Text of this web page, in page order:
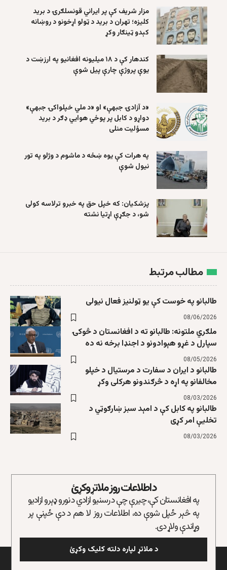
مزار شریف کې پر ایراني قونسلګرۍ د برید
کلیزه؛ تهران د برید د ټولو اړخونو د روښانه
کېدو ټینګار وکړ
کندهار کې د ۱۸ میلیونه افغانیو په ارزښت د
یوې پروژې چارې پیل شوې
«د آزادۍ جبهې» او «د ملي خپلواکۍ جبهې»
دواړو د کابل پر پوځي هوايي ډګر د برید
مسؤلیت منلی
په هرات کې یوه ښځه د ماشوم د وژلو په تور
نیول شوې
پزشکیان: که خپل حق په خبرو ترلاسه کولی
شو، د جګړې اړتیا نشته
مطالب مرتبط
طالبانو په خوست کې یو ټولنیز فعال نیولی
08/06/2026
ملګري ملتونه: طالبانو ته د افغانستان د څوکۍ
سپارل د غړو هېوادونو د اجنډا برخه نه ده
08/05/2026
طالبانو د ایران د سفارت د مرستیال د خپلو
مخالفانو په اړه د څرګندونو هرکلی وکړ
08/03/2026
طالبانو په کابل کې د امېد سبز ښارګوټي د
تخلیې امر کړی
08/03/2026
د اطلاعات روز ملاتړ وکړئ
په افغانستان کې، چیرې چې د رسنیو ازادي د نورو ډېرو ازادیو
په څېر ځپل شوې ده، اطلاعات روز لا هم د دې ځپنې پر
وړاندې ولاړ دی.
د ملاتړ لپاره دلته کلیک وکړئ